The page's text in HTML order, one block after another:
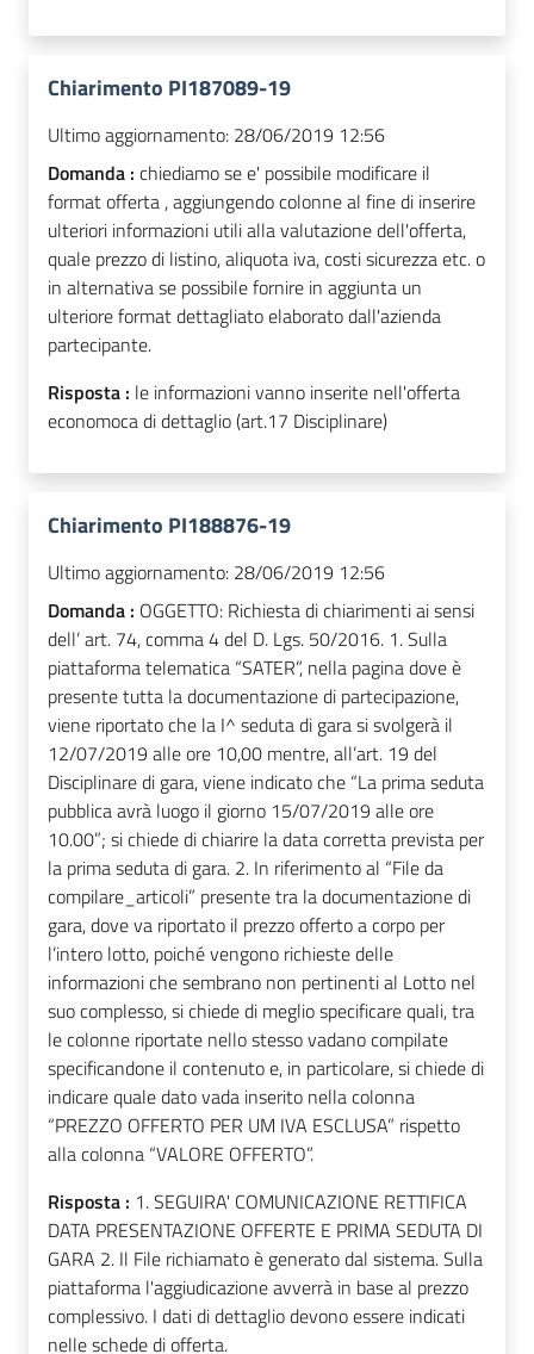
Chiarimento PI187089-19
Ultimo aggiornamento: 28/06/2019 12:56
Domanda : chiediamo se e' possibile modificare il
format offerta , aggiungendo colonne al fine di inserire
ulteriori informazioni utili alla valutazione dell'offerta,
quale prezzo di listino, aliquota iva, costi sicurezza etc. o
in alternativa se possibile fornire in aggiunta un
ulteriore format dettagliato elaborato dall'azienda
partecipante.
Risposta : le informazioni vanno inserite nell'offerta
economoca di dettaglio (art.17 Disciplinare)
Chiarimento PI188876-19
Ultimo aggiornamento: 28/06/2019 12:56
Domanda : OGGETTO: Richiesta di chiarimenti ai sensi
dell’ art. 74, comma 4 del D. Lgs. 50/2016. 1. Sulla
piattaforma telematica “SATER”, nella pagina dove è
presente tutta la documentazione di partecipazione,
viene riportato che la I^ seduta di gara si svolgerà il
12/07/2019 alle ore 10,00 mentre, all’art. 19 del
Disciplinare di gara, viene indicato che “La prima seduta
pubblica avrà luogo il giorno 15/07/2019 alle ore
10.00”; si chiede di chiarire la data corretta prevista per
la prima seduta di gara. 2. In riferimento al “File da
compilare_articoli” presente tra la documentazione di
gara, dove va riportato il prezzo offerto a corpo per
l’intero lotto, poiché vengono richieste delle
informazioni che sembrano non pertinenti al Lotto nel
suo complesso, si chiede di meglio specificare quali, tra
le colonne riportate nello stesso vadano compilate
specificandone il contenuto e, in particolare, si chiede di
indicare quale dato vada inserito nella colonna
“PREZZO OFFERTO PER UM IVA ESCLUSA” rispetto
alla colonna “VALORE OFFERTO”.
Risposta : 1. SEGUIRA' COMUNICAZIONE RETTIFICA
DATA PRESENTAZIONE OFFERTE E PRIMA SEDUTA DI
GARA 2. Il File richiamato è generato dal sistema. Sulla
piattaforma l'aggiudicazione avverrà in base al prezzo
complessivo. I dati di dettaglio devono essere indicati
nelle schede di offerta.